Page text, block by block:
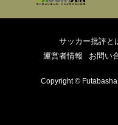
サッカー批評と
運営者情報
お問い
Copyright ©